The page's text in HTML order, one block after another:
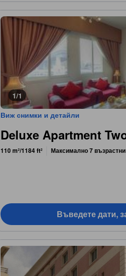
1/1
Виж снимки и детайли
Deluxe Apartment
110 m²/1184 ft² Максимално 7 възрастни
Въведете дати,